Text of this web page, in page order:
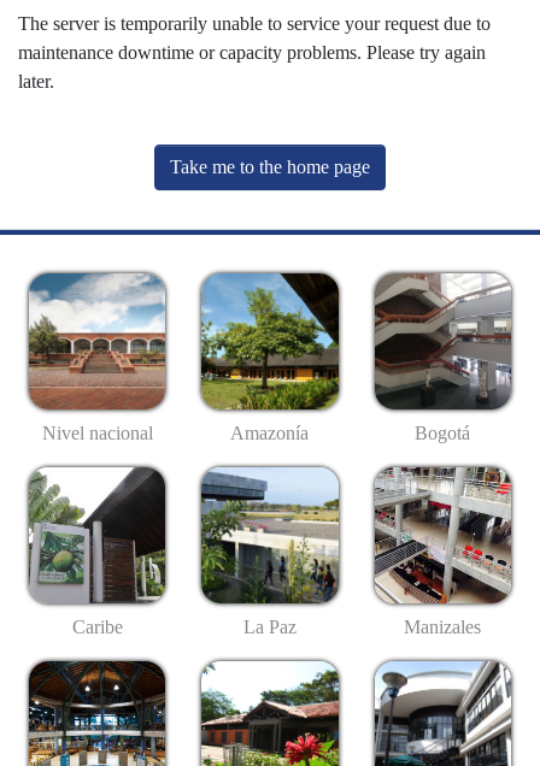
The server is temporarily unable to service your request due to
maintenance downtime or capacity problems. Please try again
later.
Take me to the home page
Nivel nacional Amazonía Bogotá
Caribe La Paz Manizales